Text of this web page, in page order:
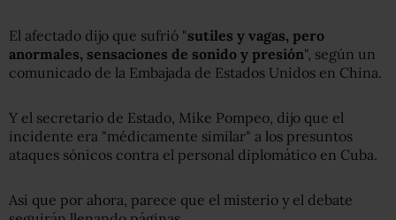
El afectado dijo que sufrió "sutiles y vagas, pero
anormales, sensaciones de sonido y presión", según un
comunicado de la Embajada de Estados Unidos en China.
Y el secretario de Estado, Mike Pompeo, dijo que el
incidente era "médicamente similar" a los presuntos
ataques sónicos contra el personal diplomático en Cuba.
Así que por ahora, parece que el misterio y el debate